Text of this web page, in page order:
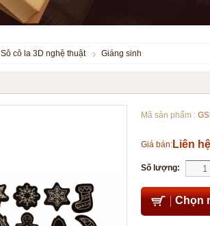
Sô cô la 3D nghệ thuật Giáng sinh
Mã sản phẩm :
Giá bán: Liên hệ
Số lượng:
Chọn